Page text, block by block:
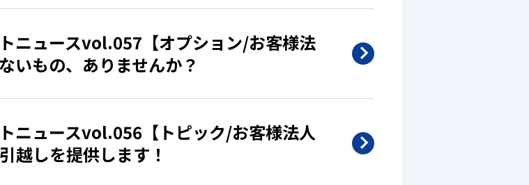
ニュースvol.057【オプション/お客様法
いもの、ありませんか？
ニュースvol.056【トピック/お客様法人
越しを提供します！